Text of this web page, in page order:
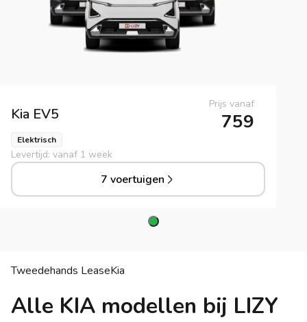
Kia EV5
Prijs vanaf
759
Elektrisch
Levertijd: vanaf 1 week
7 voertuigen
Tweedehands LeaseKia
Alle KIA modellen bij LIZY